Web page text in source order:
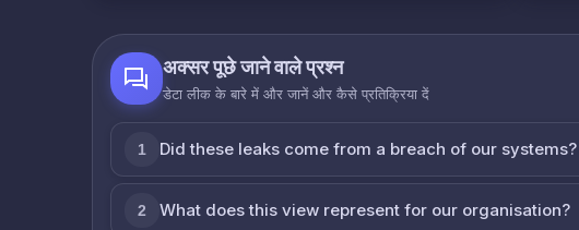
अक्सर पूछे जाने वाले प्रश्न
डेटा लीक के बारे में और जानें और कैसे प्रतिक्रिया दें
1 Did these leaks come from a breach of our systems?
2 What does this view represent for our organisation?